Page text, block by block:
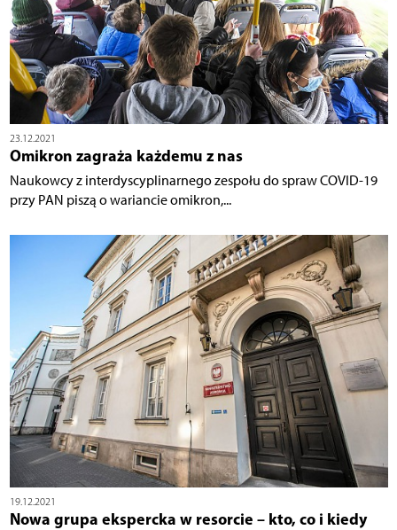
23.12.2021
Omikron zagraża każdemu z nas
Naukowcy z interdyscyplinarnego zespołu do spraw COVID-19
przy PAN piszą o wariancie omikron,...
19.12.2021
Nowa grupa ekspercka w resorcie – kto, co i kiedy